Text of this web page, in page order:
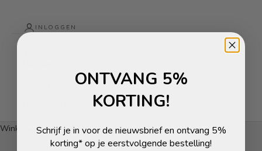
INLOGGEN
Winkelwagen
Je winkelwagen is leeg
ONTVANG 5%
KORTING!
Schrijf je in voor de nieuwsbrief en ontvang 5%
korting* op je eerstvolgende bestelling!